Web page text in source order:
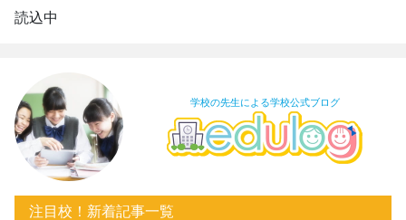
読込中
学校の先生による学校公式ブログ
注目校！新着記事一覧